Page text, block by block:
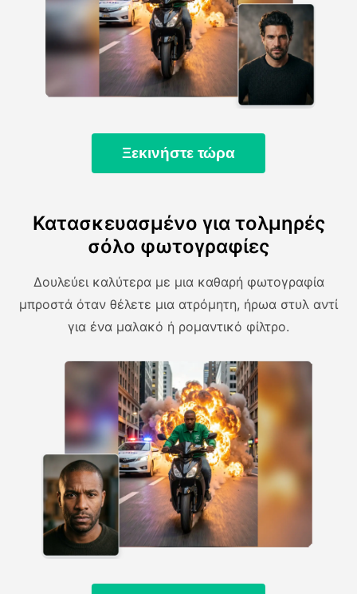
Ξεκινήστε τώρα
Κατασκευασμένο για τολμηρές
σόλο φωτογραφίες
Δουλεύει καλύτερα με μια καθαρή φωτογραφία
μπροστά όταν θέλετε μια ατρόμητη, ήρωα στυλ αντί
για ένα μαλακό ή ρομαντικό φίλτρο.